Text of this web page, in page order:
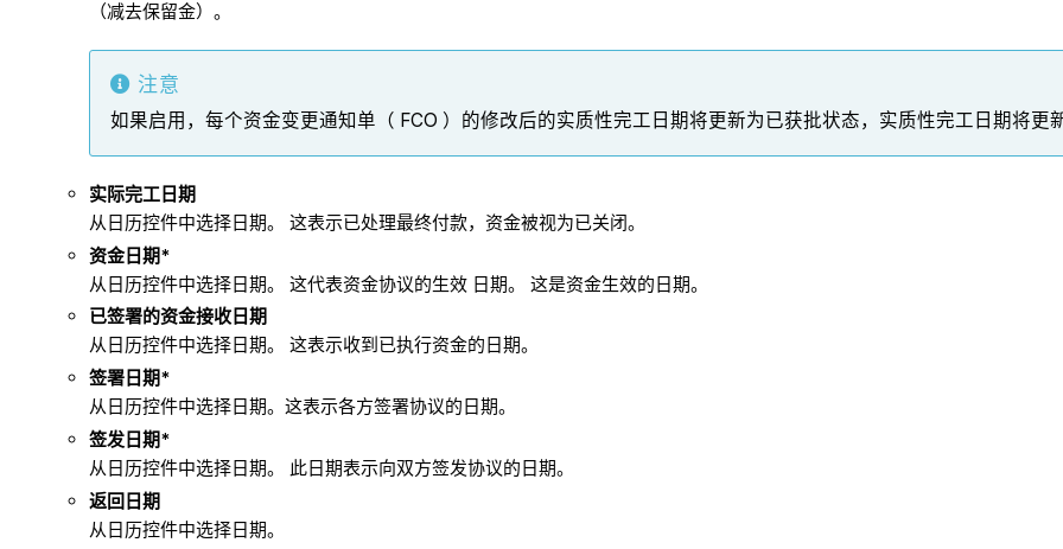
（减去保留金）。
注意
如果启用，每个资金变更通知单（ FCO ）的修改后的实质性完工日期将更新为已获批状态，实质性完工日期将更
实际完工日期
从日历控件中选择日期。 这表示已处理最终付款，资金被视为已关闭。
资金日期*
从日历控件中选择日期。 这代表资金协议的生效 日期。 这是资金生效的日期。
已签署的资金接收日期
从日历控件中选择日期。 这表示收到已执行资金的日期。
签署日期*
从日历控件中选择日期。这表示各方签署协议的日期。
签发日期*
从日历控件中选择日期。 此日期表示向双方签发协议的日期。
返回日期
从日历控件中选择日期。